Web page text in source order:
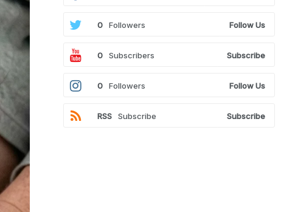
0 Followers Follow Us
0 Subscribers Subscribe
0 Followers Follow Us
RSS Subscribe Subscribe